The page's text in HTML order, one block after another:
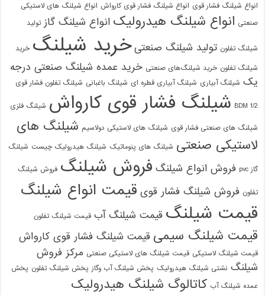
انواع شیلنگ فشار قوی انواع شیلنگ فشار قوی کارواش انواع شیلنگ های لاستیکی
صنعتی انواع شیلنگ هیدرولیک انواع شیلنگ گاز تولید
شیلنگ تفلون تولید شیلنگ صنعتی خرید شیلنگ خرید
شیلنگ تفلون خرید شیلنگ‌های صنعتی خرید عمده شیلنگ صنعتی درجه
یک شیلنگ آبیاری شیلنگ آبیاری قطره ای شیلنگ باغبانی شیلنگ تفلون فشار قوی
1/2 BDM شیلنگ فشار قوی کارواش شیلنگ فلزی
شیلنگ های صنعتی فشار قوی شیلنگ های لاستیکی دولاسیم شیلنگ های
لاستیکی صنعتی شیلنگ های پنوماتیک شیلنگ هیدرولیک چیست شیلنگ
گاز pvc فروش انواع شیلنگ فروش شیلنگ فروش شیلنگ
تفلون فروش شیلنگ فشار قوی قیمت انواع شیلنگ
قیمت شیلنگ قیمت شیلنگ آب قیمت شیلنگ تفلون
قیمت شیلنگ سیمی قیمت شیلنگ فشار قوی کارواش
قیمت شیلنگ لاستیکی قیمت شیلنگ های لاستیکی صنعتی مرکز فروش
شیلنگ نشتی شیلنگ هیدرولیک پخش شیلنگ آب وگاز پخش شیلنگ تفلون پخش
عمده شیلنگ آب کاتالوگ شیلنگ هیدرولیک